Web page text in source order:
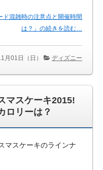
ド混雑時の注意点と開催時間
は？」の続きを読む…
月01日（日） ディズニー
マスケーキ2015!
ロリーは？
マスケーキのラインナ